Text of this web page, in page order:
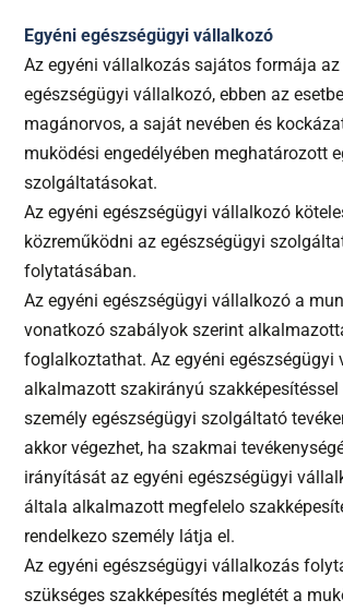
Egyéni egészségügyi vállalkozó
Az egyéni vállalkozás sajátos formája az
egészségügyi vállalkozó, ebben az
magánorvos, a saját nevében és
muködési engedélyében meghatározott
szolgáltatásokat.
Az egyéni egészségügyi vállalkozó
közreműködni az egészségügyi
folytatásában.
Az egyéni egészségügyi vállalkozó a
vonatkozó szabályok szerint
foglalkoztathat. Az egyéni egészségügyi
alkalmazott szakirányú szakképesítéssel
személy egészségügyi szolgáltató
akkor végezhet, ha szakmai
irányítását az egyéni egészségügyi
általa alkalmazott megfelelo
rendelkezo személy látja el.
Az egyéni egészségügyi vállalkozás
szükséges szakképesítés meglétét a